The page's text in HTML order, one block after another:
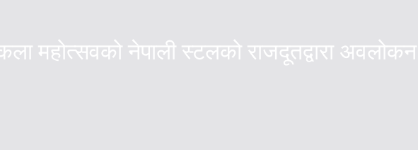
महोत्सवको नेपाली स्टलको राजदूतद्वारा अवलोकन